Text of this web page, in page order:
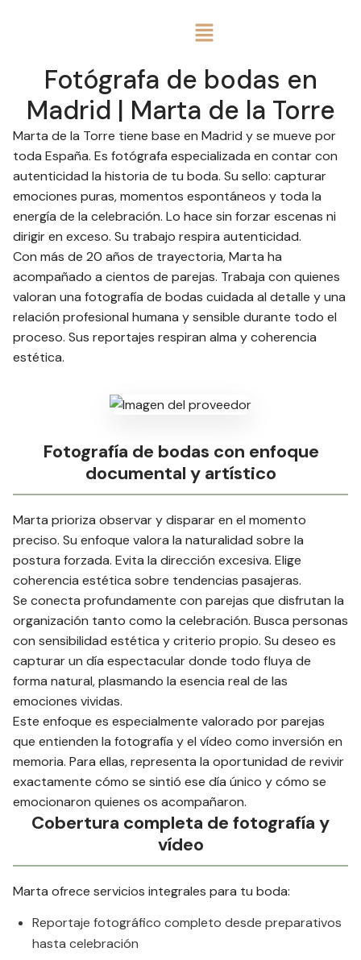
Fotógrafa de bodas en
Madrid | Marta de la Torre
Marta de la Torre tiene base en Madrid y se mueve por
toda España. Es fotógrafa especializada en contar con
autenticidad la historia de tu boda. Su sello: capturar
emociones puras, momentos espontáneos y toda la
energía de la celebración. Lo hace sin forzar escenas ni
dirigir en exceso. Su trabajo respira autenticidad.
Con más de 20 años de trayectoria, Marta ha
acompañado a cientos de parejas. Trabaja con quienes
valoran una fotografía de bodas cuidada al detalle y una
relación profesional humana y sensible durante todo el
proceso. Sus reportajes respiran alma y coherencia
estética.
Fotografía de bodas con enfoque
documental y artístico
Marta prioriza observar y disparar en el momento
preciso. Su enfoque valora la naturalidad sobre la
postura forzada. Evita la dirección excesiva. Elige
coherencia estética sobre tendencias pasajeras.
Se conecta profundamente con parejas que disfrutan la
organización tanto como la celebración. Busca personas
con sensibilidad estética y criterio propio. Su deseo es
capturar un día espectacular donde todo fluya de
forma natural, plasmando la esencia real de las
emociones vividas.
Este enfoque es especialmente valorado por parejas
que entienden la fotografía y el vídeo como inversión en
memoria. Para ellas, representa la oportunidad de revivir
exactamente cómo se sintió ese día único y cómo se
emocionaron quienes os acompañaron.
Cobertura completa de fotografía y
vídeo
Marta ofrece servicios integrales para tu boda:
Reportaje fotográfico completo desde preparativos
hasta celebración